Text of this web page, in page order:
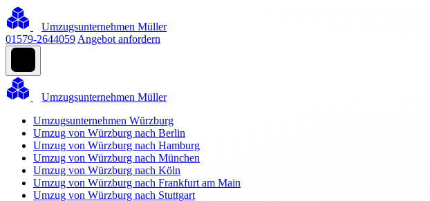
Umzugsunternehmen Müller
01579-2644059 Angebot anfordern
Umzugsunternehmen Müller
Umzugsunternehmen Würzburg
Umzug von Würzburg nach Berlin
Umzug von Würzburg nach Hamburg
Umzug von Würzburg nach München
Umzug von Würzburg nach Köln
Umzug von Würzburg nach Frankfurt am Main
Umzug von Würzburg nach Stuttgart